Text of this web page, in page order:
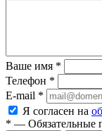
Ваше имя *
Телефон *
E-mail *
Я согласен на
* — Обязательные